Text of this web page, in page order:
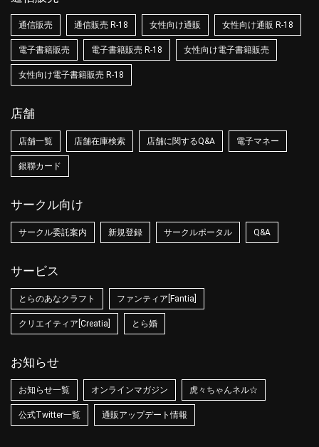
通信販売 通信販売 R-18 女性向け通販 女性向け通販 R-18
電子書籍販売 電子書籍販売 R-18 女性向け電子書籍販売
女性向け電子書籍販売 R-18
店舗
店舗一覧 店舗在庫検索 店舗に関するQ&A 電子マネー
銀聯カード
サークル向け
サークル委託案内 新規登録 サークルポータル Q&A
サービス
とらのあなクラフト ファンティア[Fantia]
クリエイティア[Creatia] とら婚
お知らせ
お知らせ一覧 オンラインマガジン 虎々ちゃんネル☆
公式Twitter一覧 通販アップデート情報